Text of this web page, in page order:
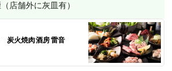
店舗外に灰皿有）
炭火焼肉酒房 雷音